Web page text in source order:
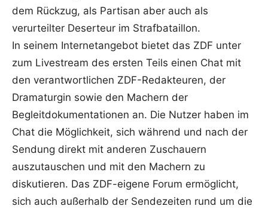
dem Rückzug, als Partisan aber auch als
verurteilter Deserteur im Strafbataillon.
In seinem Internetangebot bietet das ZDF unter
zum Livestream des ersten Teils einen Chat mit
den verantwortlichen ZDF-Redakteuren, der
Dramaturgin sowie den Machern der
Begleitdokumentationen an. Die Nutzer haben im
Chat die Möglichkeit, sich während und nach der
Sendung direkt mit anderen Zuschauern
auszutauschen und mit den Machern zu
diskutieren. Das ZDF-eigene Forum ermöglicht,
sich auch außerhalb der Sendezeiten rund um die